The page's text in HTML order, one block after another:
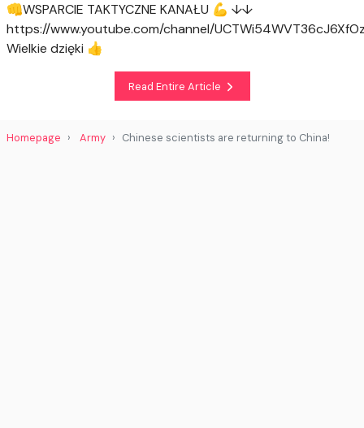
👊WSPARCIE TAKTYCZNE KANAŁU 💪 ↓↓
https://www.youtube.com/channel/
Wielkie dzięki 👍
Read Entire Article
Homepage Army Chinese scientists are returning to China!